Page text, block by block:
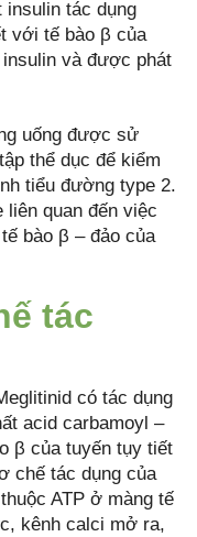
tác dụng
với tế bào β của
và được phát
uống được sử
thể dục để kiểm
tiểu đường type 2.
liên quan đến việc
bào β – đảo của
tác
có tác dụng
acid carbamoyl –
β của tuyến tụy tiết
chế tác dụng của
ATP ở màng tế
kênh calci mở ra,